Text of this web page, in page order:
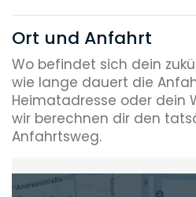
Ort und Anfahrt
Wo befindet sich dein
wie lange dauert die
Heimatadresse oder dein
wir berechnen dir den
Anfahrtsweg.
Heimatadresse oder